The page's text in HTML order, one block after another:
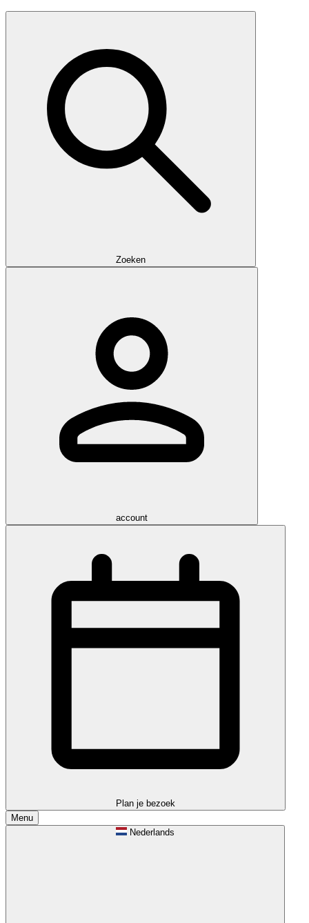
Zoeken
account
Plan je bezoek
Menu
Nederlands